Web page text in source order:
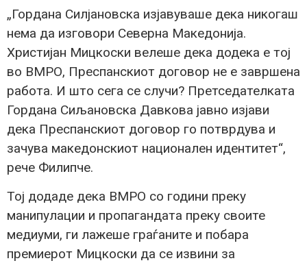
„Гордана Силјановска изјавуваше дека никогаш
нема да изговори Северна Македонија.
Христијан Мицкоски велеше дека додека е тој
во ВМРО, Преспанскиот договор не е завршена
работа. И што сега се случи? Претседателката
Гордана Сиљановска Давкова јавно изјави
дека Преспанскиот договор го потврдува и
зачува македонскиот национален идентитет“,
рече Филипче.
Тој додаде дека ВМРО со години преку
манипулации и пропагандата преку своите
медиуми, ги лажеше граѓаните и побара
премиерот Мицкоски да се извини за